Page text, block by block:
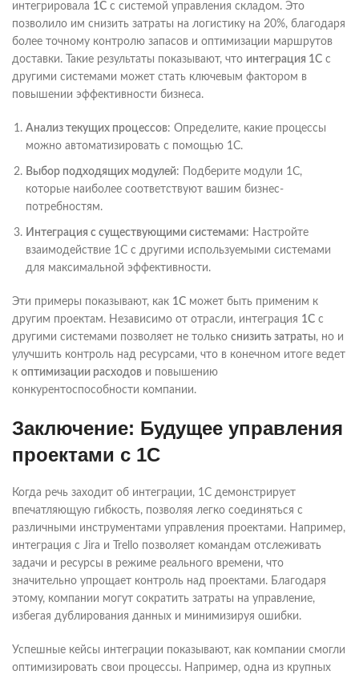
интегрировала 1С с системой управления складом. Это
позволило им снизить затраты на логистику на 20%, благодаря
более точному контролю запасов и оптимизации маршрутов
доставки. Такие результаты показывают, что интеграция 1С с
другими системами может стать ключевым фактором в
повышении эффективности бизнеса.
Анализ текущих процессов: Определите, какие процессы
можно автоматизировать с помощью 1С.
Выбор подходящих модулей: Подберите модули 1С,
которые наиболее соответствуют вашим бизнес-
потребностям.
Интеграция с существующими системами: Настройте
взаимодействие 1С с другими используемыми системами
для максимальной эффективности.
Эти примеры показывают, как 1С может быть применим к
другим проектам. Независимо от отрасли, интеграция 1С с
другими системами позволяет не только снизить затраты, но и
улучшить контроль над ресурсами, что в конечном итоге ведет
к оптимизации расходов и повышению
конкурентоспособности компании.
Заключение: Будущее управления
проектами с 1С
Когда речь заходит об интеграции, 1С демонстрирует
впечатляющую гибкость, позволяя легко соединяться с
различными инструментами управления проектами. Например,
интеграция с Jira и Trello позволяет командам отслеживать
задачи и ресурсы в режиме реального времени, что
значительно упрощает контроль над проектами. Благодаря
этому, компании могут сократить затраты на управление,
избегая дублирования данных и минимизируя ошибки.
Успешные кейсы интеграции показывают, как компании смогли
оптимизировать свои процессы. Например, одна из крупных